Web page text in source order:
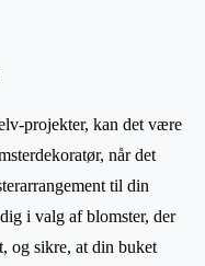
projekter, kan det være
når det
til din
i valg af blomster, der
og sikre, at din buket